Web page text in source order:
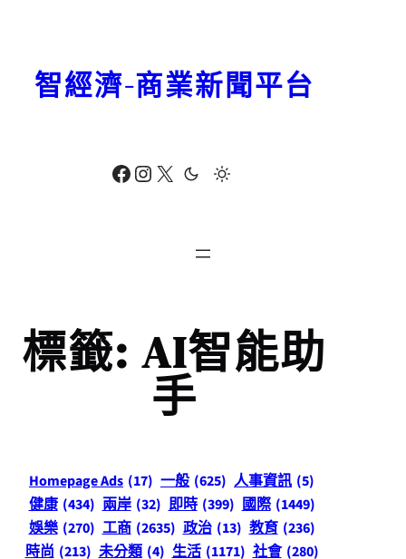
Facebook Instagram X
智經濟-商業新聞平台
標籤: AI智能助
手
Homepage Ads (17) 一般 (625) 人事資訊 (5)
健康 (434) 兩岸 (32) 即時 (399) 國際 (1449)
娛樂 (270) 工商 (2635) 政治 (13) 教育 (236)
時尚 (213) 未分類 (4) 生活 (1171) 社會 (280)